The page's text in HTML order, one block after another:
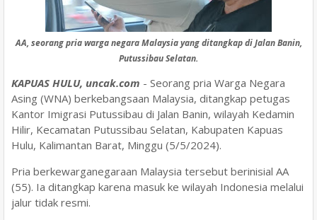
AA, seorang pria warga negara Malaysia yang ditangkap di Jalan Banin,
Putussibau Selatan.
KAPUAS HULU, uncak.com - Seorang pria Warga Negara
Asing (WNA) berkebangsaan Malaysia, ditangkap petugas
Kantor Imigrasi Putussibau di Jalan Banin, wilayah Kedamin
Hilir, Kecamatan Putussibau Selatan, Kabupaten Kapuas
Hulu, Kalimantan Barat, Minggu (5/5/2024).
Pria berkewarganegaraan Malaysia tersebut berinisial AA
(55). Ia ditangkap karena masuk ke wilayah Indonesia melalui
jalur tidak resmi.